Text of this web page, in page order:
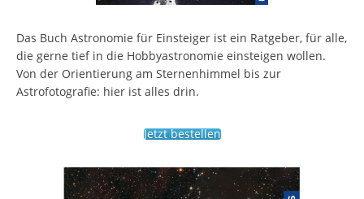
Das Buch Astronomie für Einsteiger ist ein Ratgeber, für alle,
die gerne tief in die Hobbyastronomie einsteigen wollen.
Von der Orientierung am Sternenhimmel bis zur
Astrofotografie: hier ist alles drin.
Jetzt bestellen